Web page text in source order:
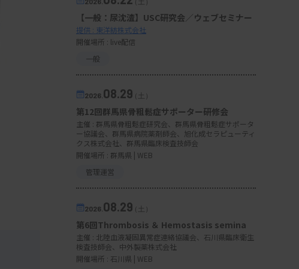
【一般：尿沈渣】USC研究会／ウェブセミナー
提供 : 東洋紡株式会社
開催場所 : live配信
一般
2026. 08.29 （土）
第12回群馬県骨粗鬆症サポーター研修会
主催 : 群馬県骨粗鬆症研究会、群馬県骨粗鬆症サポータ
ー協議会、群馬県病院薬剤師会、旭化成セラピューティ
クス株式会社、群馬県臨床検査技師会
開催場所 : 群馬県 | WEB
管理運営
2026. 08.29 （土）
第6回Thrombosis ＆ Hemostasis semina
主催 : 北陸血液凝固異常症連絡協議会、石川県臨床衛生
検査技師会、中外製薬株式会社
開催場所 : 石川県 | WEB